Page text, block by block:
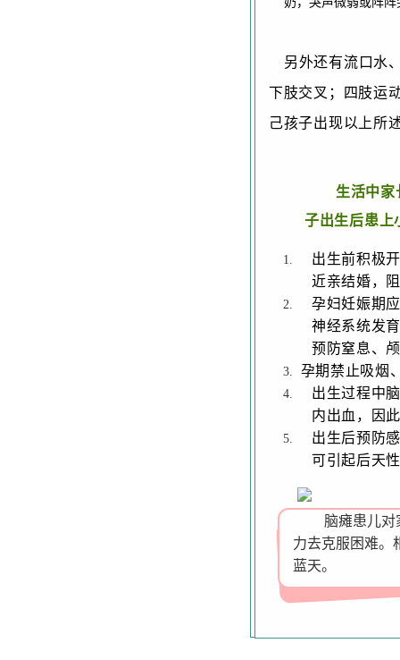
另外还有流口水
下肢交叉；四肢运
己孩子出现以上所
生活中家
子出生后患
出生前积极
近亲结婚，
孕妇妊娠期
神经系统发
预防窒息、
孕期禁止吸烟
出生过程中
内出血，因
出生后预防
可引起后天
脑瘫患儿
力去克服困难。
蓝天。